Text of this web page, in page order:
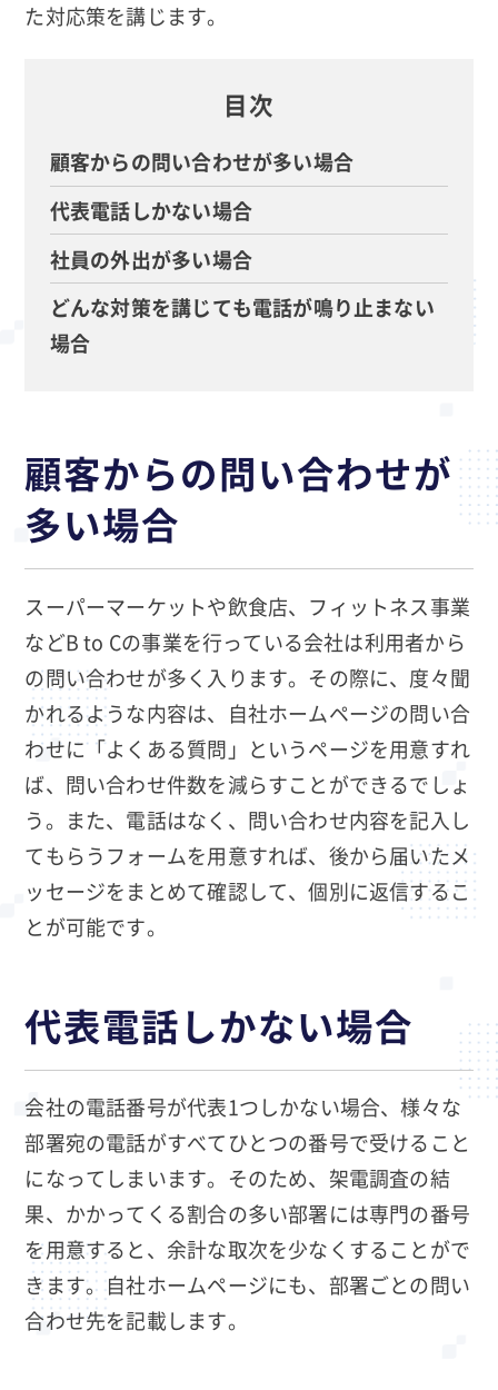
た対応策を講じます。
目次
顧客からの問い合わせが多い場合
代表電話しかない場合
社員の外出が多い場合
どんな対策を講じても電話が鳴り止まない
場合
顧客からの問い合わせが
多い場合
スーパーマーケットや飲食店、フィットネス事業
などB to Cの事業を行っている会社は利用者から
の問い合わせが多く入ります。その際に、度々聞
かれるような内容は、自社ホームページの問い合
わせに「よくある質問」というページを用意すれ
ば、問い合わせ件数を減らすことができるでしょ
う。また、電話はなく、問い合わせ内容を記入し
てもらうフォームを用意すれば、後から届いたメ
ッセージをまとめて確認して、個別に返信するこ
とが可能です。
代表電話しかない場合
会社の電話番号が代表1つしかない場合、様々な
部署宛の電話がすべてひとつの番号で受けること
になってしまいます。そのため、架電調査の結
果、かかってくる割合の多い部署には専門の番号
を用意すると、余計な取次を少なくすることがで
きます。自社ホームページにも、部署ごとの問い
合わせ先を記載します。